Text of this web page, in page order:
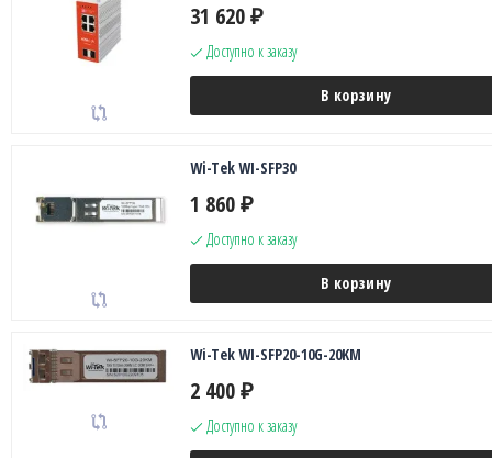
31 620 ₽
Доступно к заказу
В корзину
Wi-Tek WI-SFP30
1 860 ₽
Доступно к заказу
В корзину
Wi-Tek WI-SFP20-10G-20KM
2 400 ₽
Доступно к заказу